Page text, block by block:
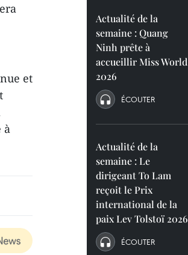
et
à
Actualité de la
semaine : Quang
Ninh prête à
accueillir Miss World
2026
ÉCOUTER
Actualité de la
semaine : Le
dirigeant To Lam
reçoit le Prix
international de la
paix Lev Tolstoï 2026
ÉCOUTER